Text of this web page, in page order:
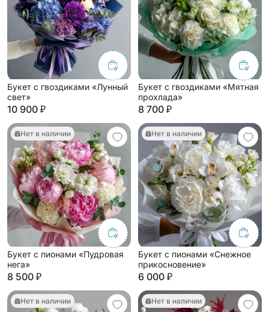
Букет с гвоздиками «Лунный
свет»
10 900 ₽
Букет с гвоздиками «Мятная
прохлада»
8 700 ₽
Нет в наличии
Букет с пионами «Пудровая
нега»
8 500 ₽
Нет в наличии
Букет с пионами «Снежное
прикосновение»
6 000 ₽
Нет в наличии Нет в наличии